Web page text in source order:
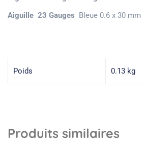
Aiguille 23 Gauges Bleue 0.6 x 30 mm
Poids 0.13 kg
Produits similaires